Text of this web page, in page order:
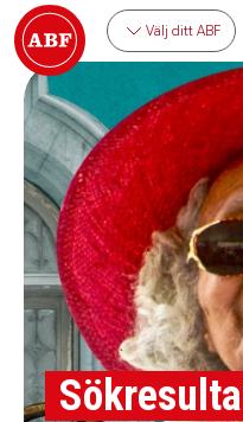
Välj ditt ABF